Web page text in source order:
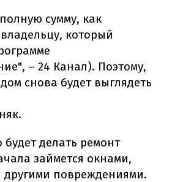
сумму, как
который
– 24 Канал). Поэтому,
снова будет выглядеть
делать ремонт
займется окнами,
повреждениями.